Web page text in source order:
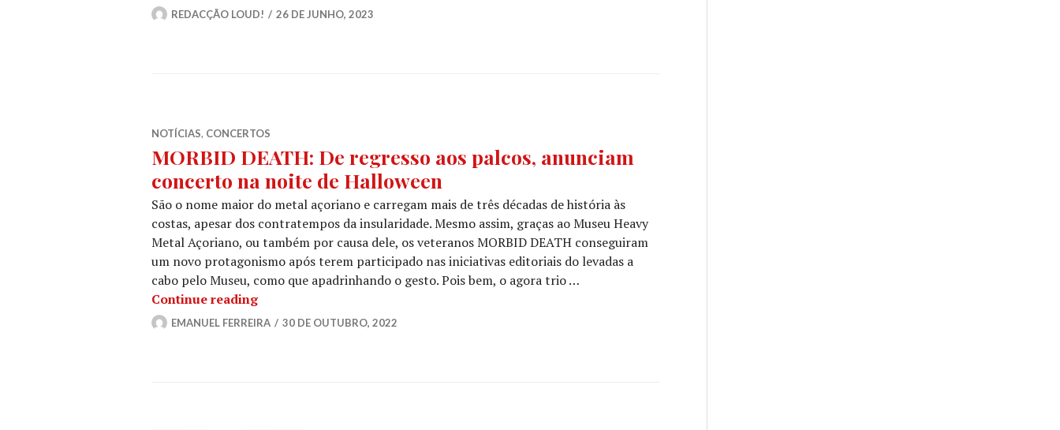
REDACÇÃO LOUD! 26 DE JUNHO, 2023
NOTÍCIAS, CONCERTOS
MORBID DEATH: De regresso aos palcos, anunciam
concerto na noite de Halloween
São o nome maior do metal açoriano e carregam mais de três décadas de história às
costas, apesar dos contratempos da insularidade. Mesmo assim, graças ao Museu Heavy
Metal Açoriano, ou também por causa dele, os veteranos MORBID DEATH conseguiram
um novo protagonismo após terem participado nas iniciativas editoriais do levadas a
cabo pelo Museu, como que apadrinhando o gesto. Pois bem, o agora trio …
Continue readingMORBID DEATH: De regresso aos palcos, anunciam concerto na noite de Halloween
EMANUEL FERREIRA 30 DE OUTUBRO, 2022